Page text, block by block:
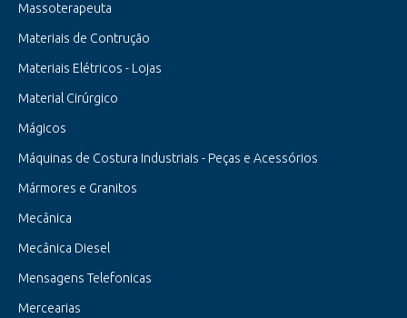
Massoterapeuta
Materiais de Contrução
Materiais Elétricos - Lojas
Material Cirúrgico
Mágicos
Máquinas de Costura Industriais - Peças e Acessórios
Mármores e Granitos
Mecânica
Mecânica Diesel
Mensagens Telefonicas
Mercearias